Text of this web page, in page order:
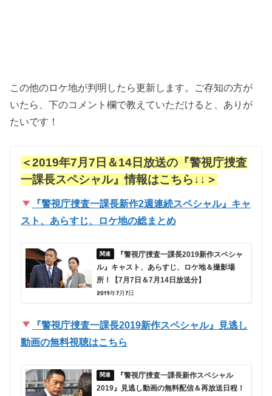
この他のロケ地が判明したら更新します。ご存知の方が
いたら、下のコメント欄で教えていただけると、ありが
たいです！
＜2019年7月7日＆14日放送の『警視庁捜査
一課長スペシャル』情報はこちら↓↓＞
『警視庁捜査一課長新作2週連続スペシャル』キャ
スト、あらすじ、ロケ地の総まとめ
『警視庁捜査一課長2019新作スペシャ
ル』キャスト、あらすじ、ロケ地＆撮影場
所！【7月7日＆7月14日放送分】
2019年7月7日
『警視庁捜査一課長2019新作スペシャル』見逃し
動画の無料視聴はこちら
『警視庁捜査一課長新作スペシャル
2019』見逃し動画の無料配信＆再放送日程！